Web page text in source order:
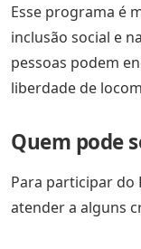
Esse programa é
inclusão social e
pessoas podem
liberdade de
Quem pode
Para participar do
atender a alguns